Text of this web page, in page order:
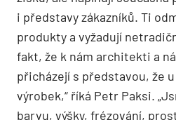
i představy zákazníků. Ti
produkty a vyžadují
fakt, že k nám architekti a
přicházejí s představou, že
výrobek,“ říká Petr Paksi.
barvu, výšky, frézování,